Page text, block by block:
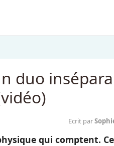
duo
Ecrit par
qui comptent.